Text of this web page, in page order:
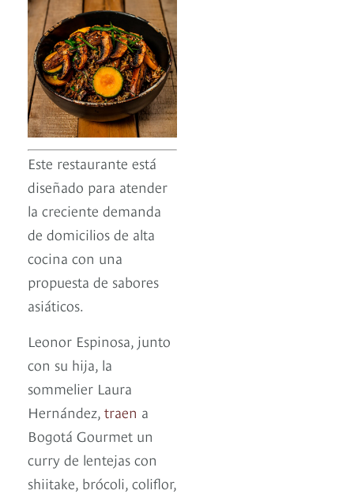
Este restaurante está
diseñado para atender
la creciente demanda
de domicilios de alta
cocina con una
propuesta de sabores
asiáticos.
Leonor Espinosa, junto
con su hija, la
sommelier Laura
Hernández, traen a
Bogotá Gourmet un
curry de lentejas con
shiitake, brócoli, coliflor,